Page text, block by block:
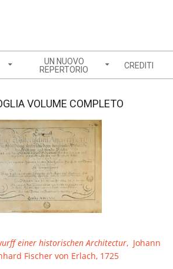
UN NUOVO
REPERTORIO
CREDITI
VOLUME COMPLETO
einer historischen Architectur, Johann
Fischer von Erlach, 1725